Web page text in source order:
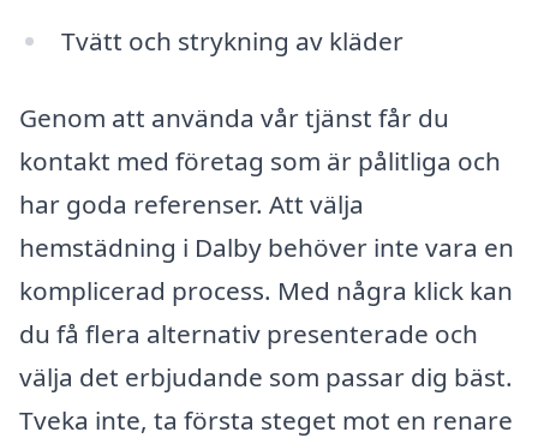
Tvätt och strykning av kläder
Genom att använda vår tjänst får du
kontakt med företag som är pålitliga och
har goda referenser. Att välja
hemstädning i Dalby behöver inte vara en
komplicerad process. Med några klick kan
du få flera alternativ presenterade och
välja det erbjudande som passar dig bäst.
Tveka inte, ta första steget mot en renare